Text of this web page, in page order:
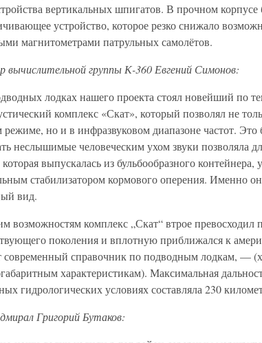
вертикальных шпигатов. В прочном
устройство, которое резко снижало
магнитометрами патрульных самолётов.
вычислительной группы К-360 Евгений Симонов:
лодках нашего проекта стоял новейший по
комплекс «Скат», который позволял не
режиме, но и в инфразвуковом диапазоне частот.
неслышимые человеческим ухом звуки позволяла
выпускалась из бульбообразного контейнера,
стабилизатором кормового оперения. Именно
вид.
возможностям комплекс „Скат“ втрое превосходил
поколения и вплотную приближался к
современный справочник по подводным лодкам, —
характеристикам). Максимальная
гидрологических условиях составляла 230
Григорий Бутаков: